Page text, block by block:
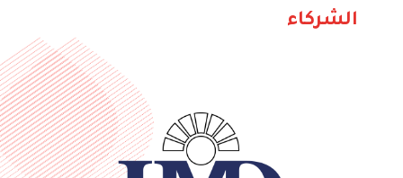
الشركاء